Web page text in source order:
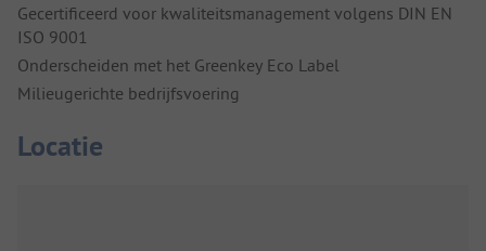
Gecertificeerd voor kwaliteitsmanagement volgens DIN EN
ISO 9001
Onderscheiden met het Greenkey Eco Label
Milieugerichte bedrijfsvoering
Locatie